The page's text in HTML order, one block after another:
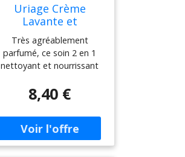
Uriage Crème
Lavante et
Nourissante Visage
Corps 200ml
Très agréablement
parfumé, ce soin 2 en 1
nettoyant et nourrissant
parfaitement propre,
douce et hydratée. On
adore: sa texture ultra-
onctueuse et enrobante et
son nouveau parfum
encore plus cocooning !
8,40 €